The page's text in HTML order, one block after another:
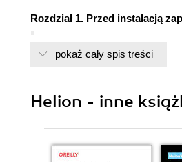
Rozdział 1. Przed instalacją
Zapory internetowe (firewalle)
Testowanie zabezpieczeń
Część II Zapory internetowe
pokaż cały spis treści
Helion - inne